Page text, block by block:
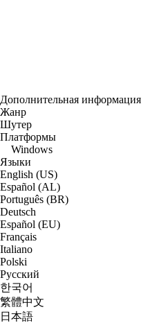
Дополнительная информация
Жанр
Шутер
Платформы
Windows
Языки
English (US)
Español (AL)
Português (BR)
Deutsch
Español (EU)
Français
Italiano
Polski
Русский
한국어
繁體中文
日本語